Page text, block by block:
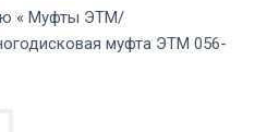
« Муфты ЭТМ/
муфта ЭТМ 056-